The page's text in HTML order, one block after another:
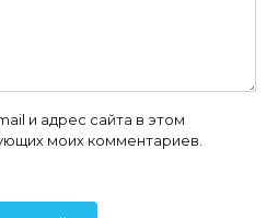
и адрес сайта в этом
моих комментариев.